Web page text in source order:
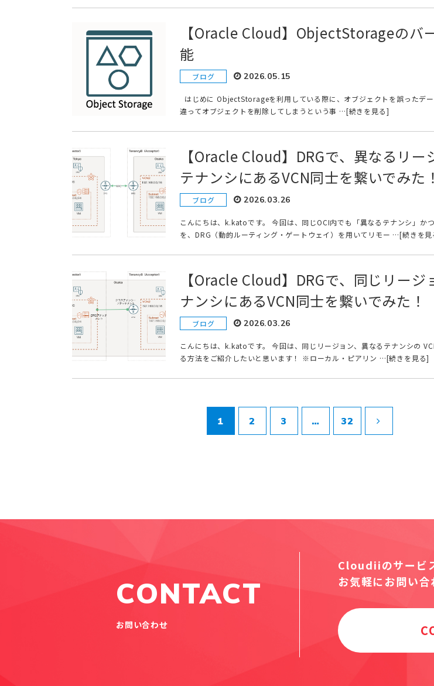
【Oracle Cloud】ObjectStorageのバ
能
ブログ 2026.05.15
はじめに ObjectStorageを利用している際に、オブジェクトを誤ったデ
違ってオブジェクトを削除してしまうという事 …[続きを見る]
【Oracle Cloud】DRGで、異なるリー
テナンシにあるVCN同士を繋いでみた！
ブログ 2026.03.26
こんにちは、k.katoです。 今回は、同じOCI内でも「異なるテナンシ」か
を、DRG（動的ルーティング・ゲートウェイ）を用いてリモー …[続きを見
【Oracle Cloud】DRGで、同じリージ
ナンシにあるVCN同士を繋いでみた！
ブログ 2026.03.26
こんにちは、k.katoです。 今回は、同じリージョン、異なるテナンシの
る方法をご紹介したいと思います！ ※ローカル・ピアリン …[続きを見る]
1 2 3 … 32
CONTACT
お問い合わせ
Cloudiiのサービ
お気軽にお問い合